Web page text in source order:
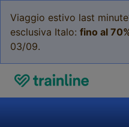
Viaggio estivo last
esclusiva Italo: fino al
03/09.